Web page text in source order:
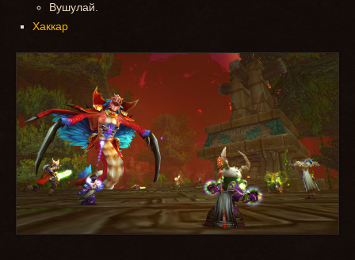
Вушулай.
Хаккар